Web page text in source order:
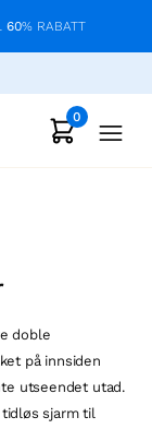
60% RABATT
0
doble
på innsiden
utseendet utad.
sjarm til